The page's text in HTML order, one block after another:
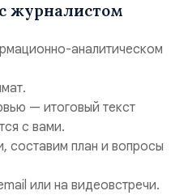
журналистом
аналитическом
— итоговый текст
с вами.
составим план и вопросы
или на видеовстречи.